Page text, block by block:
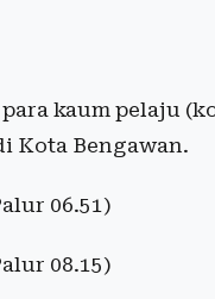
kaum pelaju
Kota Bengawan.
06.51)
08.15)